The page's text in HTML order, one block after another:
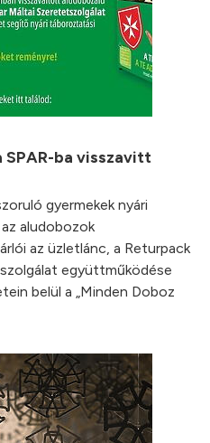
SPAR-ba visszavitt
gyermekek nyári
aludobozok
az üzletlánc, a Returpack
együttműködése
belül a „Minden Doboz